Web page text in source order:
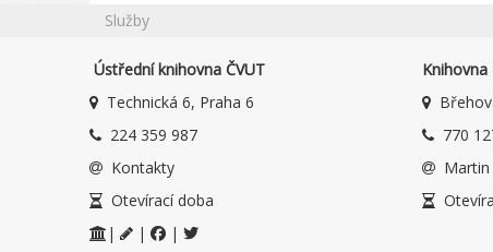
Služby
Ústřední knihovna ČVUT
Technická 6, Praha 6
224 359 987
Kontakty
Otevírací doba
|
| |
Knihovna
770
Martin